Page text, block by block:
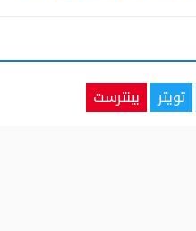
تويتر بينترست